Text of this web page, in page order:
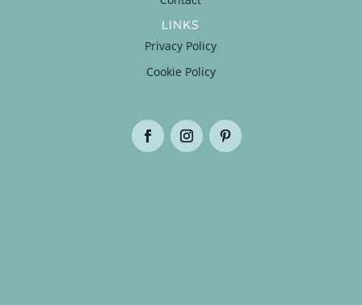
LINKS
Privacy Policy
Cookie Policy